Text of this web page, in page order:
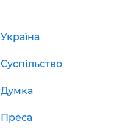
Україна
Суспільство
Думка
Преса